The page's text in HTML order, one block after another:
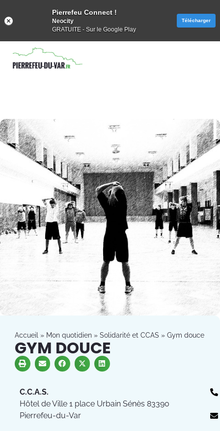
Accueil » Mon quotidien » Solidarité et CCAS » Gym douce
GYM DOUCE
C.C.A.S.
Hôtel de Ville 1 place Urbain Sénès 83390
Pierrefeu-du-Var
Pierrefeu Connect !
Neocity
GRATUITE - Sur le Google Play
Télécharger